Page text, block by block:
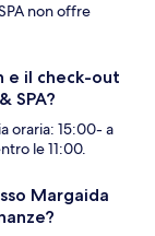
non offre
e il check-out
SPA?
oraria: 15:00- a
le 11:00.
Margaida